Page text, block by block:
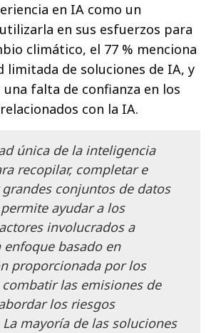
en IA como un
en sus esfuerzos para
climático, el 77 % menciona
limitada de soluciones de IA, y
una falta de confianza en los
con la IA.
única de la inteligencia
recopilar, completar e
conjuntos de datos
ayudar a los
involucrados a
basado en
proporcionada por los
las emisiones de
los riesgos
mayoría de las soluciones